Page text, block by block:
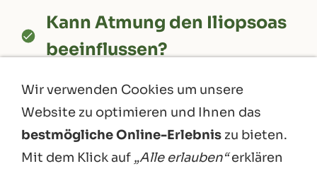
Kann Atmung den Iliopsoas
beeinflussen?
Vagusnerv und das Nervensystem
kann Atmung helfen, Spannung im
Körper und im Iliopsoas zu
reduzieren.
Wir verwenden Cookies um unsere
Website zu optimieren und Ihnen das
bestmögliche Online-Erlebnis zu bieten.
Mit dem Klick auf „Alle erlauben“erklären